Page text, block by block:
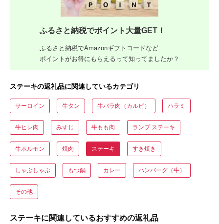
ふるさと納税でポイント大量GET！
ふるさと納税でAmazonギフトコードなど
ポイントがお得にもらえるって知ってましたか？
ステーキの返礼品に関連しているカテゴリ
サーロイン 牛タン 牛バラ肉（カルビ） ハラミ
牛ヒレ肉 みすじ 牛もも肉 ランプ ステーキ
牛ホルモン 焼肉 ステーキ すき焼き
しゃぶしゃぶ もつ鍋 カレー ハンバーグ（牛）
その他
ステーキに関連しているおすすめの返礼品